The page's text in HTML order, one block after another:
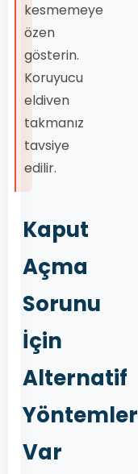
kesmemeye
özen
gösterin.
Koruyucu
eldiven
takmanız
tavsiye
edilir.
Kaput
Açma
Sorunu
İçin
Alternatif
Yöntemler
Var